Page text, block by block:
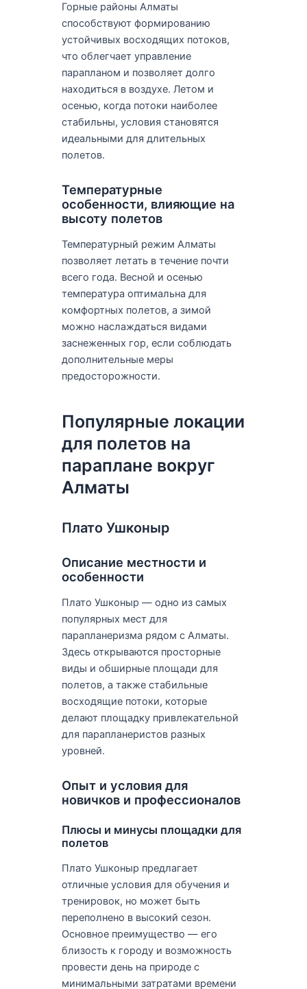
Горные районы Алматы
способствуют формированию
устойчивых восходящих потоков,
что облегчает управление
парапланом и позволяет долго
находиться в воздухе. Летом и
осенью, когда потоки наиболее
стабильны, условия становятся
идеальными для длительных
полетов.
Температурные
особенности, влияющие на
высоту полетов
Температурный режим Алматы
позволяет летать в течение почти
всего года. Весной и осенью
температура оптимальна для
комфортных полетов, а зимой
можно наслаждаться видами
заснеженных гор, если соблюдать
дополнительные меры
предосторожности.
Популярные локации
для полетов на
параплане вокруг
Алматы
Плато Ушконыр
Описание местности и
особенности
Плато Ушконыр — одно из самых
популярных мест для
парапланеризма рядом с Алматы.
Здесь открываются просторные
виды и обширные площади для
полетов, а также стабильные
восходящие потоки, которые
делают площадку привлекательной
для парапланеристов разных
уровней.
Опыт и условия для
новичков и профессионалов
Плюсы и минусы площадки для
полетов
Плато Ушконыр предлагает
отличные условия для обучения и
тренировок, но может быть
переполнено в высокий сезон.
Основное преимущество — его
близость к городу и возможность
провести день на природе с
минимальными затратами времени